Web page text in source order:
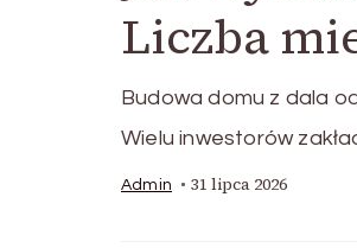
Liczba
Budowa domu z dala
Wielu inwestorów
Admin 31 lipca 2026